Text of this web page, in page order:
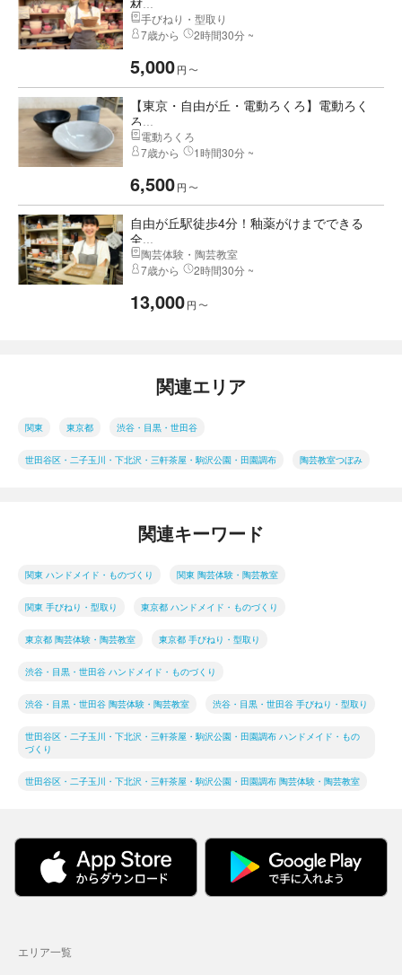
材...
手びねり・型取り
7歳から
2時間30分 ~
5,000円 〜
【東京・自由が丘・電動ろくろ】電動ろく
ろ...
電動ろくろ
7歳から
1時間30分 ~
6,500円 〜
自由が丘駅徒歩4分！釉薬がけまでできる
全...
陶芸体験・陶芸教室
7歳から
2時間30分 ~
13,000円 〜
関連エリア
関東 東京都 渋谷・目黒・世田谷
世田谷区・二子玉川・下北沢・三軒茶屋・駒沢公園・田園調布 陶芸教室つぼみ
関連キーワード
関東 ハンドメイド・ものづくり 関東 陶芸体験・陶芸教室
関東 手びねり・型取り 東京都 ハンドメイド・ものづくり
東京都 陶芸体験・陶芸教室 東京都 手びねり・型取り
渋谷・目黒・世田谷 ハンドメイド・ものづくり
渋谷・目黒・世田谷 陶芸体験・陶芸教室 渋谷・目黒・世田谷 手びねり・型取り
世田谷区・二子玉川・下北沢・三軒茶屋・駒沢公園・田園調布 ハンドメイド・もの
づくり
世田谷区・二子玉川・下北沢・三軒茶屋・駒沢公園・田園調布 陶芸体験・陶芸教室
エリア一覧